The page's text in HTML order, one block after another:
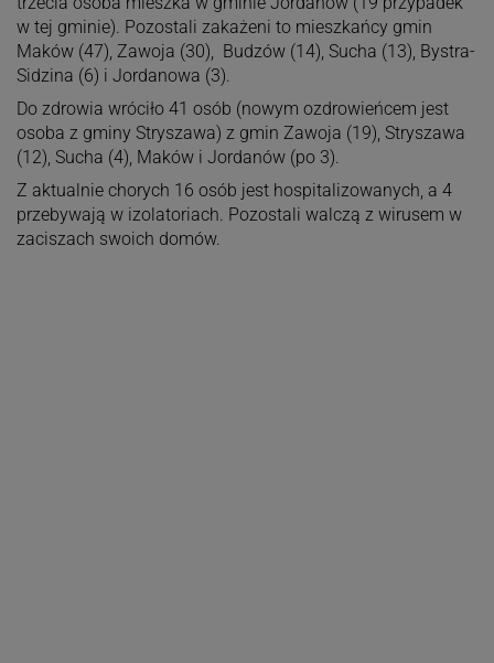
w tej gminie). Pozostali zakażeni to mieszkańcy gmin
Maków (47), Zawoja (30), Budzów (14), Sucha (13), Bystra-
Sidzina (6) i Jordanowa (3).
Do zdrowia wróciło 41 osób (nowym ozdrowieńcem jest
osoba z gminy Stryszawa) z gmin Zawoja (19), Stryszawa
(12), Sucha (4), Maków i Jordanów (po 3).
Z aktualnie chorych 16 osób jest hospitalizowanych, a 4
przebywają w izolatoriach. Pozostali walczą z wirusem w
zaciszach swoich domów.